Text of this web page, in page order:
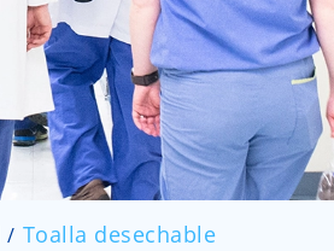
Toalla desechable